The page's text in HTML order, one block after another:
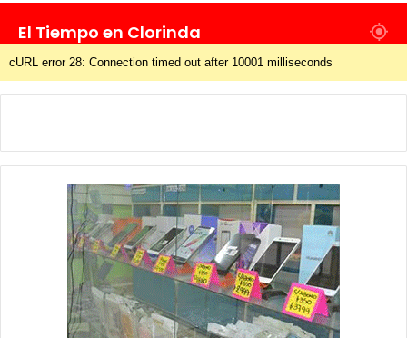
El Tiempo en Clorinda
cURL error 28: Connection timed out after 10001 milliseconds